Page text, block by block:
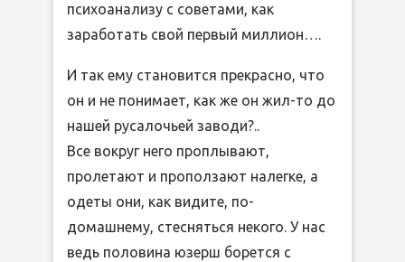
психоанализу с советами, как
заработать свой первый миллион….
И так ему становится прекрасно, что
он и не понимает, как же он жил-то до
нашей русалочьей заводи?..
Все вокруг него проплывают,
пролетают и проползают налегке, а
одеты они, как видите, по-
домашнему, стесняться некого. У нас
ведь половина юзерш борется с